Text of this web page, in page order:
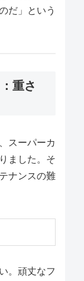
だ」という
重さ
スーパーカ
ました。そ
ナンスの難
。頑丈なフ